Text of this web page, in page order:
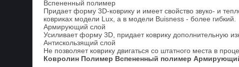
Вспененный полимер
Придает форму 3D-коврику и имеет свойство звуко- и
ковриках модели Lux, а в модели Buisness - более гибкий.
Армирующий слой
Усиливает форму 3D, придает коврику дополнительную
Антискользящий слой
Не позволяет коврику двигаться со штатного места в
Ковролин Полимер Вспененный полимер